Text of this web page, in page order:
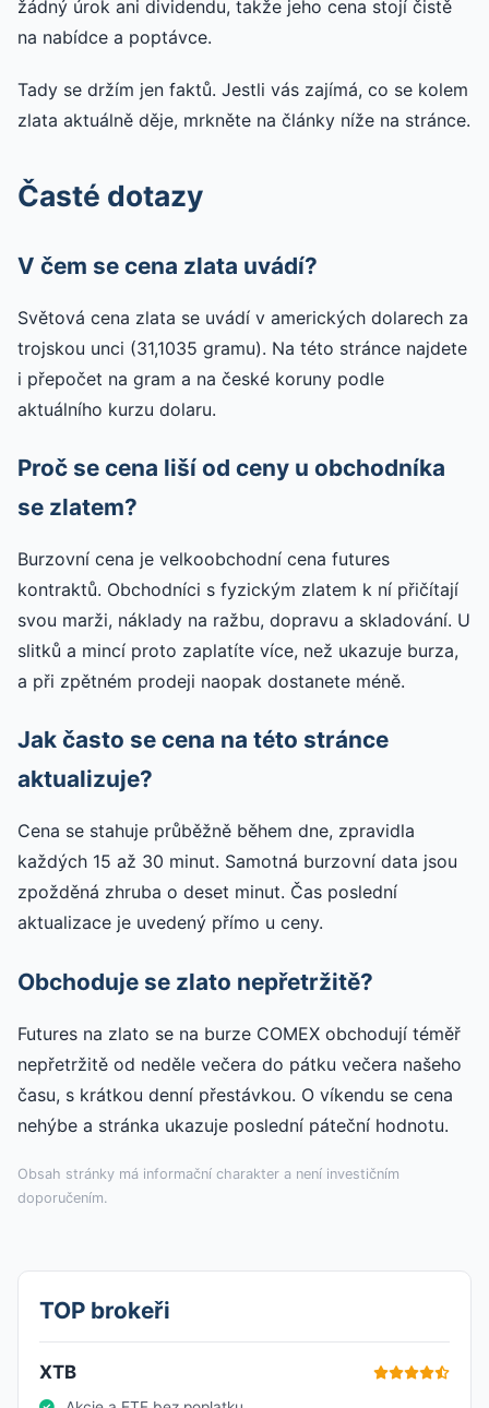
žádný úrok ani dividendu, takže jeho cena stojí čistě
na nabídce a poptávce.
Tady se držím jen faktů. Jestli vás zajímá, co se kolem
zlata aktuálně děje, mrkněte na články níže na stránce.
Časté dotazy
V čem se cena zlata uvádí?
Světová cena zlata se uvádí v amerických dolarech za
trojskou unci (31,1035 gramu). Na této stránce najdete
i přepočet na gram a na české koruny podle
aktuálního kurzu dolaru.
Proč se cena liší od ceny u obchodníka
se zlatem?
Burzovní cena je velkoobchodní cena futures
kontraktů. Obchodníci s fyzickým zlatem k ní přičítají
svou marži, náklady na ražbu, dopravu a skladování. U
slitků a mincí proto zaplatíte více, než ukazuje burza,
a při zpětném prodeji naopak dostanete méně.
Jak často se cena na této stránce
aktualizuje?
Cena se stahuje průběžně během dne, zpravidla
každých 15 až 30 minut. Samotná burzovní data jsou
zpožděná zhruba o deset minut. Čas poslední
aktualizace je uvedený přímo u ceny.
Obchoduje se zlato nepřetržitě?
Futures na zlato se na burze COMEX obchodují téměř
nepřetržitě od neděle večera do pátku večera našeho
času, s krátkou denní přestávkou. O víkendu se cena
nehýbe a stránka ukazuje poslední páteční hodnotu.
Obsah stránky má informační charakter a není investičním
doporučením.
TOP brokeři
XTB